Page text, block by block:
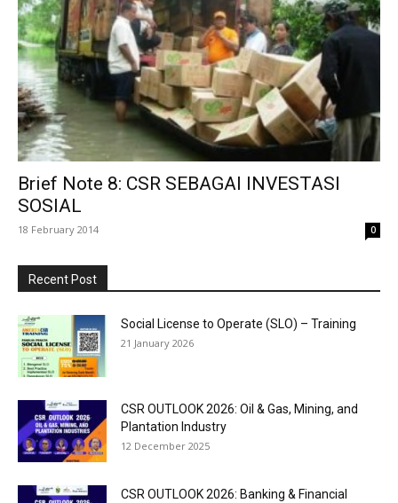
Brief Note 8: CSR SEBAGAI INVESTASI
SOSIAL
18 February 2014 0
Recent Post
Social License to Operate (SLO) – Training
21 January 2026
CSR OUTLOOK 2026: Oil & Gas, Mining, and
Plantation Industry
12 December 2025
CSR OUTLOOK 2026: Banking & Financial